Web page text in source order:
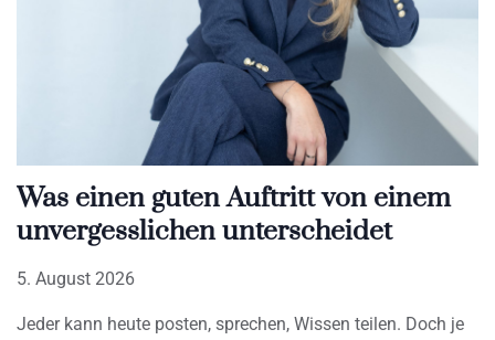
Was einen guten Auftritt von einem
unvergesslichen unterscheidet
5. August 2026
Jeder kann heute posten, sprechen, Wissen teilen. Doch je